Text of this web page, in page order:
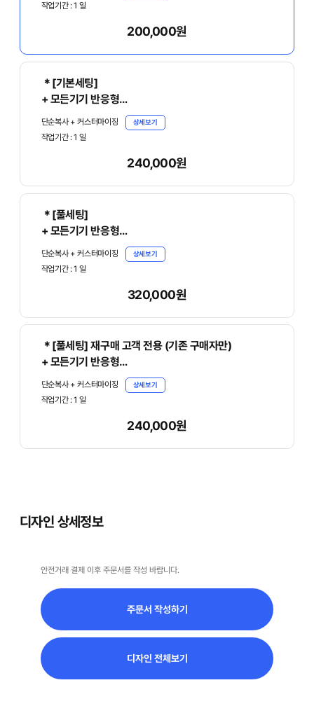
클릭하여 주문서를 꼭 작성 바랍니다.
작업기간 :1 일
200,000원
＊[기본세팅]
+ 모든기기 반응형
+ 원본파일, 매뉴얼 기본제공
클릭하여 주문서를 꼭 작성 바랍니다.
단순복사 + 커스터마이징 상세보기
작업기간 :1 일
240,000원
＊[풀세팅]
+ 모든기기 반응형
+ 원본파일, 매뉴얼 기본제공
클릭하여 주문서를 꼭 작성 바랍니다.
단순복사 + 커스터마이징 상세보기
작업기간 :1 일
320,000원
＊[풀세팅] 재구매 고객 전용 (기존 구매자만)
+ 모든기기 반응형
+ 원본파일, 매뉴얼 기본제공
클릭하여 주문서를 꼭 작성 바랍니다.
단순복사 + 커스터마이징 상세보기
작업기간 :1 일
240,000원
디자인 상세정보
안전거래 결제 이후 주문서를 작성 바랍니다.
주문서 작성하기
디자인 전체보기